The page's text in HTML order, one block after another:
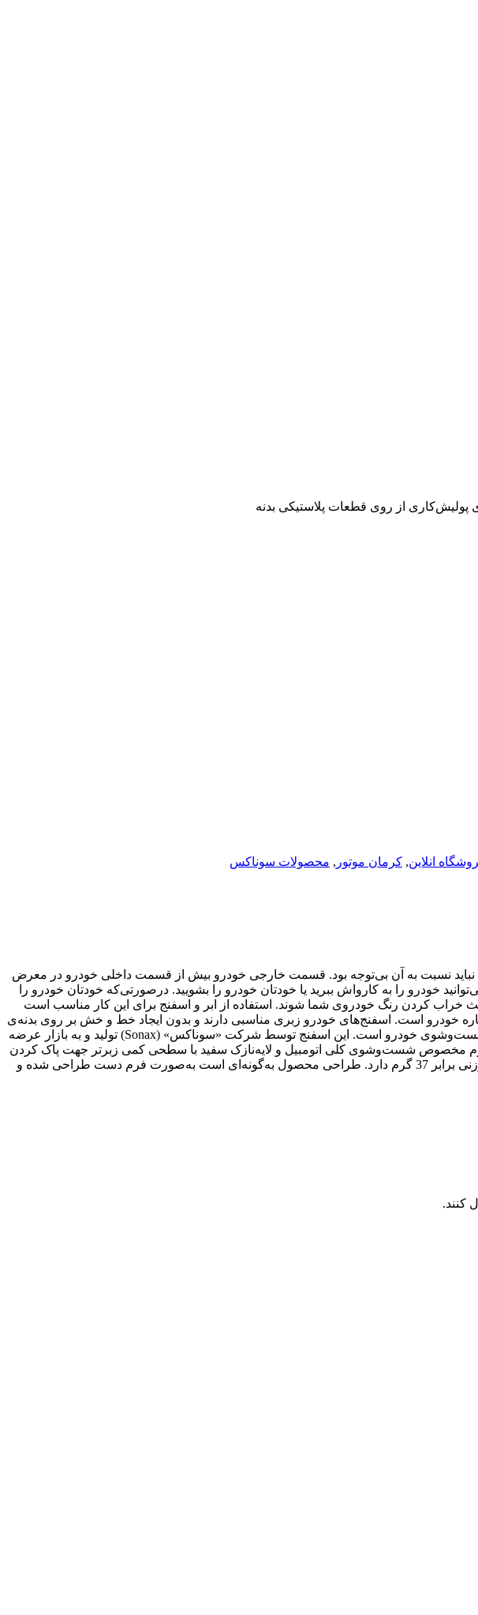
پولیش‌کاری از روی قطعات پلاستیکی بدنه
انلاین, کرمان موتور , محصولات سوناکس
نسبت به آن بی‌توجه بود. قسمت خارجی خودرو بیش از قسمت داخلی خودرو در معرض
خودرو را به کارواش ببرید یا خودتان خودرو را بشویید. درصورتی‌که خودتان خودرو را
خراب کردن رنگ خودروی شما شوند. استفاده از ابر و اسفنج برای این کار مناسب است
است. اسفنج‌های خودرو زبری مناسبی دارند و بدون ایجاد خط و خش بر روی بدنه‌ی
خودرو آلودگی‌ها را از آن پاک می‌کنند. محصولی که در تصویر مشاهده می‌کنید گونه‌ای از اسفنج‌های مناسب برای شست‌وشوی خودرو است. این اسفنج توسط شرکت «سوناکس» (Sonax) تولید و به بازار عرضه
مخصوص شست‌وشوی کلی اتومبیل و لایه‌نازک سفید با سطحی کمی زبرتر جهت پاک کردن
کثیفی‌های پایدار مانند اثر حشرات مورد استفاده قرار می‌گیرد. ابعاد این اسفنج همه‌کاره 15 × 20 سانتی‌متر بوده و وزنی برابر 37 گرم دارد. طراحی محصول به‌گونه‌ای است به‌صورت فرم دست طراحی شده و
کنند.